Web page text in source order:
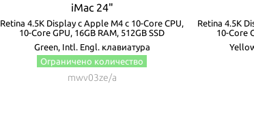
iMac 24"
Retina 4.5K Display с Apple M4 с 10-Core CPU,
10-Core GPU, 16GB RAM, 512GB SSD
Green, Intl. Engl. клавиатура
Ограничено количество
mwv03ze/a
Retina 4.5K
10-Core